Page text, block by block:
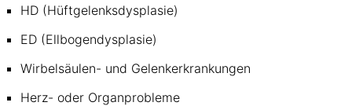
HD (Hüftgelenksdysplasie)
ED (Ellbogendysplasie)
Wirbelsäulen- und Gelenkerkrankungen
Herz- oder Organprobleme